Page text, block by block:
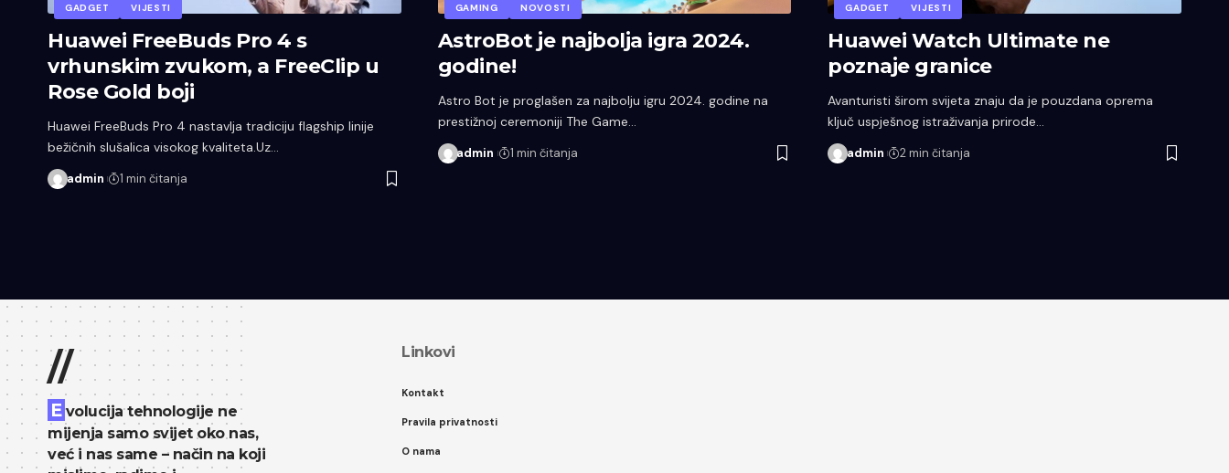
GADGET VIJESTI
Huawei FreeBuds Pro 4 s
vrhunskim zvukom, a FreeClip u
Rose Gold boji
Huawei FreeBuds Pro 4 nastavlja tradiciju flagship linije
bežičnih slušalica visokog kvaliteta.Uz…
admin 1 min čitanja
GAMING NOVOSTI
AstroBot je najbolja igra 2024.
godine!
Astro Bot je proglašen za najbolju igru 2024. godine na
prestižnoj ceremoniji The Game…
admin 1 min čitanja
GADGET VIJESTI
Huawei Watch Ultimate ne
poznaje granice
Avanturisti širom svijeta znaju da je pouzdana oprema
ključ uspješnog istraživanja prirode…
admin 2 min čitanja
//
E volucija tehnologije ne
mijenja samo svijet oko nas,
već i nas same – način na koji
Linkovi
Kontakt
Pravila privatnosti
O nama